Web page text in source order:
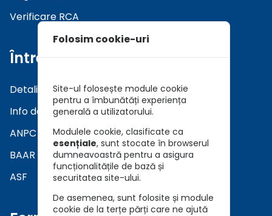
Verificare RCA
Întrebări
Detalii asiguratori
Info daune
ANPC
BAAR
ASF
Folosim cookie-uri
Site-ul folosește module cookie
pentru a îmbunătăți experiența
generală a utilizatorului.
Modulele cookie, clasificate ca
esențiale, sunt stocate în browserul
dumneavoastră pentru a asigura
funcționalitățile de bază și
securitatea site-ului.
De asemenea, sunt folosite și module
cookie de la terțe părți care ne ajută